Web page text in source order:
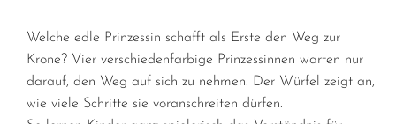
Welche edle Prinzessin schafft als Erste den Weg zur
Krone? Vier verschiedenfarbige Prinzessinnen warten nur
darauf, den Weg auf sich zu nehmen. Der Würfel zeigt an,
wie viele Schritte sie voranschreiten dürfen.